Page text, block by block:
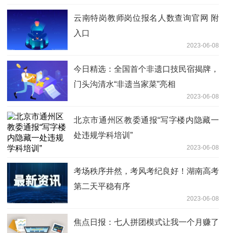
云南特岗教师岗位报名人数查询官网 附
入口
2023-06-08
今日精选：全国首个非遗口技民宿揭牌，
门头沟清水“非遗当家菜”亮相
2023-06-08
北京市通州区教委通报“写字楼内隐藏一
处违规学科培训”
2023-06-08
考场秩序井然，考风考纪良好！湖南高考
第二天平稳有序
2023-06-08
焦点日报：七人拼团模式让我一个月赚了